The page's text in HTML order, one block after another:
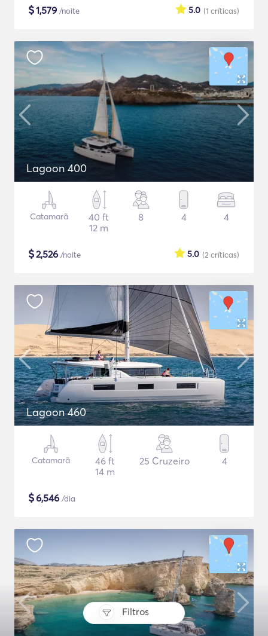
Filtros
$1,579 /noite (1 críticas)
5.0
Lagoon 400
Catamarã
40 ft
12 m
8 4 4
$2,526 /noite (2 críticas)
5.0
Lagoon 460
Catamarã
46 ft
14 m
25 Cruzeiro 4
$6,546 /dia